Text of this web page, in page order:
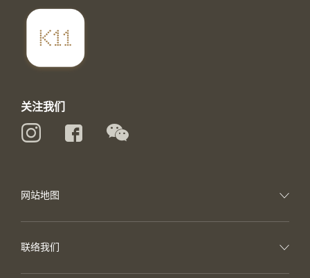
关注我们
网站地图
联络我们